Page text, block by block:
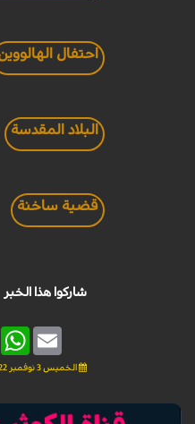
احتفال
البلاد المقدسة
قضية ساخنة
شاركوا هذا الخبر
Email
الخميس 3 نوفمبر 2022 - 12:17 بتوقيت غرينتش